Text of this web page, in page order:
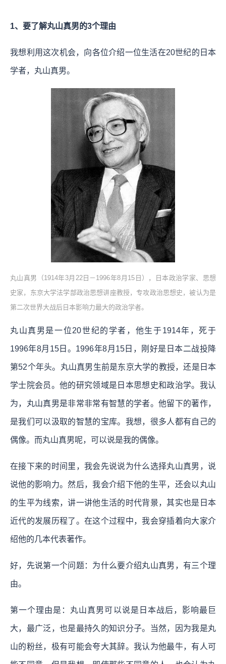
1、要了解丸山真男的3个理由
我想利用这次机会，向各位介绍一位生活在20世纪的日本
学者，丸山真男。
丸山真男（1914年3月22日－1996年8月15日），日本政治学家、思想
史家，东京大学法学部政治思想讲座教授，专攻政治思想史，被认为是
第二次世界大战后日本影响力最大的政治学者。
丸山真男是一位20世纪的学者，他生于1914年，死于
1996年8月15日。1996年8月15日，刚好是日本二战投降
第52个年头。丸山真男生前是东京大学的教授，还是日本
学士院会员。他的研究领域是日本思想史和政治学。我认
为，丸山真男是非常非常有智慧的学者。他留下的著作，
是我们可以汲取的智慧的宝库。我想，很多人都有自己的
偶像。而丸山真男呢，可以说是我的偶像。
在接下来的时间里，我会先说说为什么选择丸山真男，说
说他的影响力。然后，我会介绍下他的生平，还会以丸山
的生平为线索，讲一讲他生活的时代背景，其实也是日本
近代的发展历程了。在这个过程中，我会穿插着向大家介
绍他的几本代表著作。
好，先说第一个问题：为什么要介绍丸山真男，有三个理
由。
第一个理由是：丸山真男可以说是日本战后，影响最巨
大，最广泛，也是最持久的知识分子。当然，因为我是丸
山的粉丝，极有可能会夸大其辞。我认为他最牛，有人可